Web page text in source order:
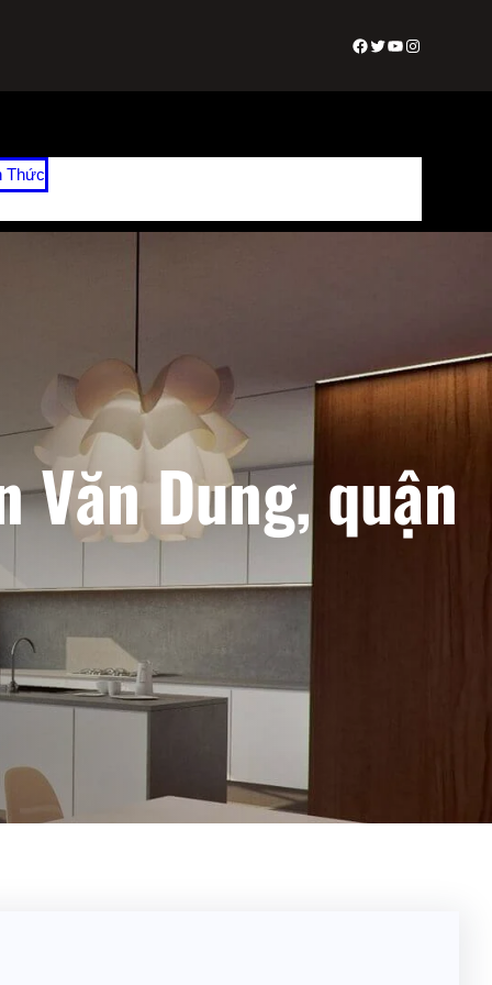
Facebook
Twitter
Youtube
Instagram
Thức
Văn Dung, quận